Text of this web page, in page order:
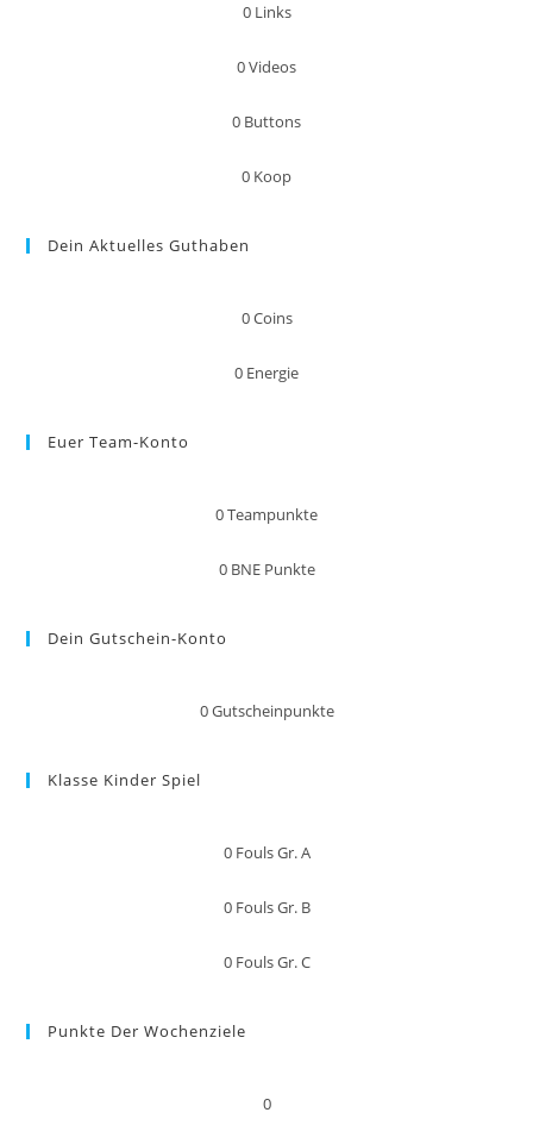
0 Links
0Videos
0 Buttons
0 Koop
Dein Aktuelles Guthaben
0Coins
0 Energie
Euer Team-Konto
0Teampunkte
0 BNE Punkte
Dein Gutschein-Konto
0Gutscheinpunkte
Klasse Kinder Spiel
0 Fouls Gr. A
0 Fouls Gr. B
0 Fouls Gr. C
Punkte Der Wochenziele
0